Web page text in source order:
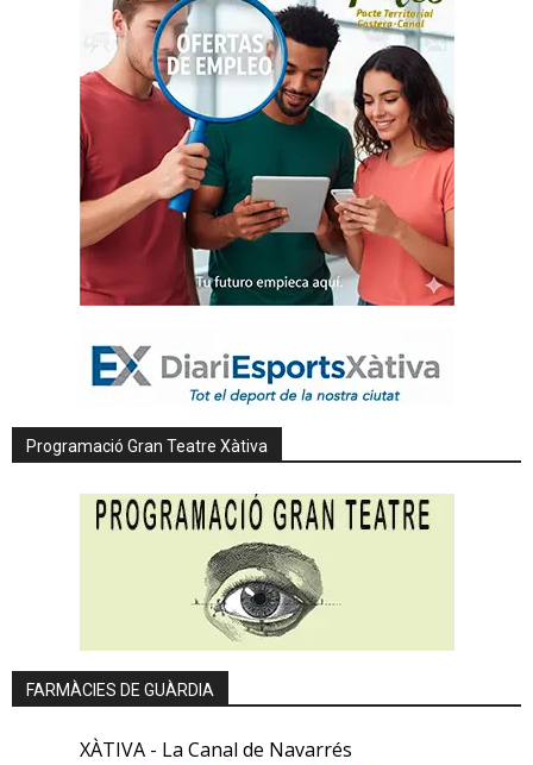
Programació Gran Teatre Xàtiva
FARMÀCIES DE GUÀRDIA
XÀTIVA - La Canal de Navarrés